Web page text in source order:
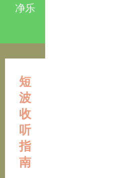
净乐
短
波
收
听
指
南